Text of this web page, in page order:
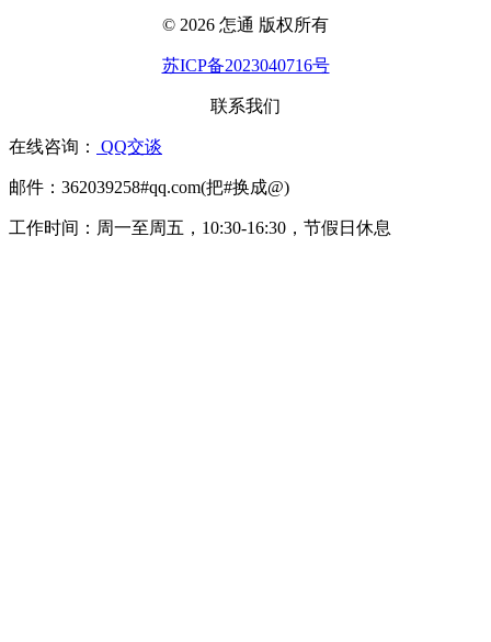
© 2026 怎通 版权所有
苏ICP备2023040716号
联系我们
在线咨询： QQ交谈
邮件：362039258#qq.com(把#换成@)
工作时间：周一至周五，10:30-16:30，节假日休息